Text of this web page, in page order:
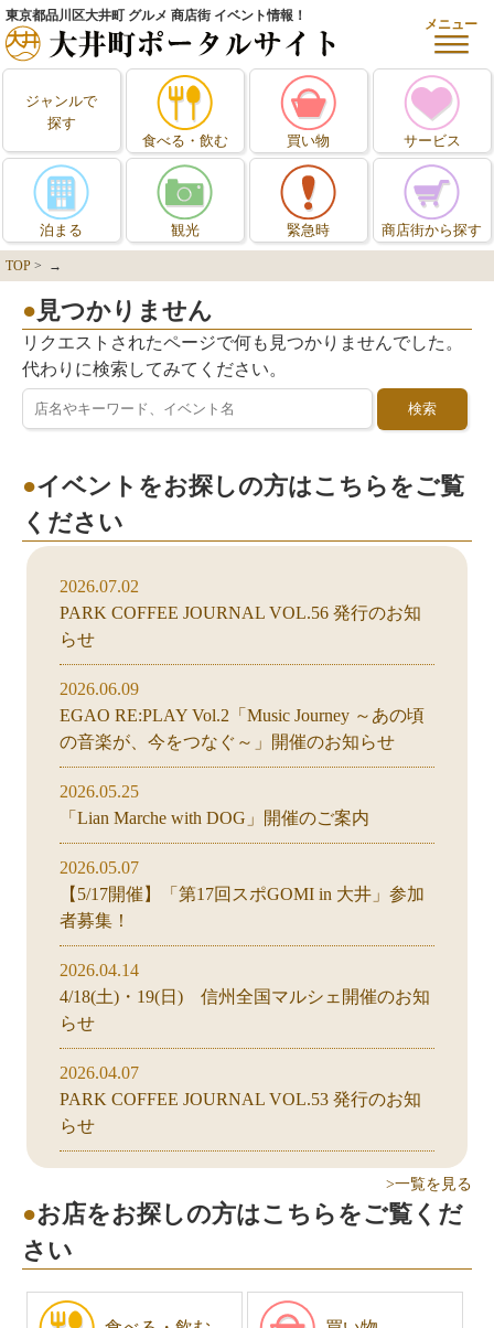
東京都品川区大井町 グルメ 商店街 イベント情報！
メニュー
ジャンルで
探す
食べる・飲む
買い物 サービス
泊まる 観光 緊急時 商店街から探す
TOP > →
見つかりません
リクエストされたページで何も見つかりませんでした。
代わりに検索してみてください。
イベントをお探しの方はこちらをご覧
ください
2026.07.02
PARK COFFEE JOURNAL VOL.56 発行のお知
らせ
2026.06.09
EGAO RE:PLAY Vol.2「Music Journey ～あの頃
の音楽が、今をつなぐ～」開催のお知らせ
2026.05.25
「Lian Marche with DOG」開催のご案内
2026.05.07
【5/17開催】「第17回スポGOMI in 大井」参加
者募集！
2026.04.14
4/18(土)・19(日) 信州全国マルシェ開催のお知
らせ
2026.04.07
PARK COFFEE JOURNAL VOL.53 発行のお知
らせ
>一覧を見る
お店をお探しの方はこちらをご覧くだ
さい